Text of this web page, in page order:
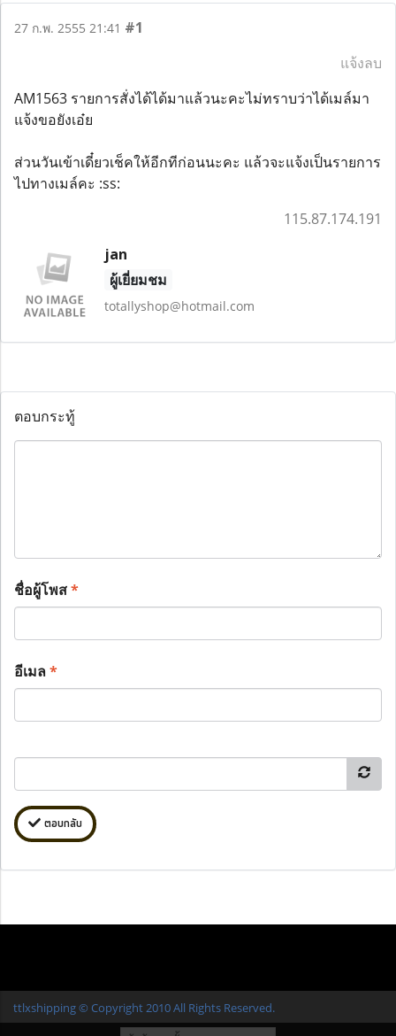
27 ก.พ. 2555 21:41 #1
แจ้งลบ
AM1563 รายการสั่งได้ได้มาแล้วนะคะไม่ทราบว่าได้เมล์มา
แจ้งขอยังเอ๋ย
ส่วนวันเข้าเดี๋ยวเช็คให้อีกทีก่อนนะคะ แล้วจะแจ้งเป็นรายการ
ไปทางเมล์คะ :ss:
115.87.174.191
jan
ผู้เยี่ยมชม
totallyshop@hotmail.com
ตอบกระทู้
ชื่อผู้โพส*
อีเมล*
ตอบกลับ
ttlxshipping © Copyright 2010 All Rights Reserved.